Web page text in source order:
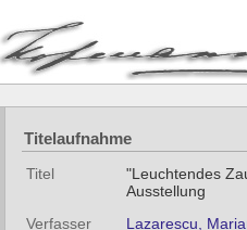
Titelaufnahme
Titel
"Leuchtendes
Ausstellung
Verfasser
Lazarescu,